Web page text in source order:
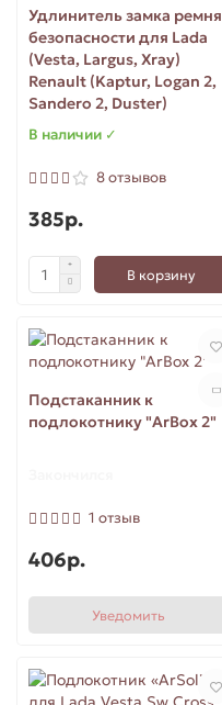
Удлинитель замка ремня
безопасности для Lada
(Vesta, Largus, Xray)
Renault (Kaptur, Logan 2,
Sandero 2, Duster)
В наличии ✓
8 отзывов
385р.
В корзину
Подстаканник к
подлокотнику "ArBox 2"
1 отзыв
406р.
Уведомить